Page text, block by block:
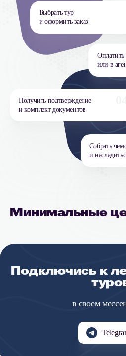
Выбрать тур
и оформить заказ
Оплатить
или в
Получить подтверждение
и комплект документов
Собрать
и
Минимальные
Подключись к
в своем